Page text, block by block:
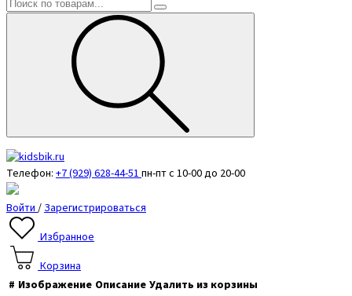
Телефон: +7 (929) 628-44-51пн-пт с 10-00 до 20-00
Войти/Зарегистрироваться
Избранное
Корзина
# Изображение Описание Удалить из корзины